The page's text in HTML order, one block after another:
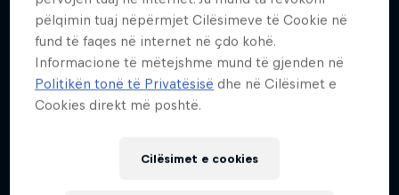
pëlqimin tuaj nëpërmjet Cilësimeve të Cookie në
fund të faqes në internet në çdo kohë.
Informacione të mëtejshme mund të gjenden në
Politikën tonë të Privatësisë dhe në Cilësimet e
Cookies direkt më poshtë.
Cilësimet e cookies